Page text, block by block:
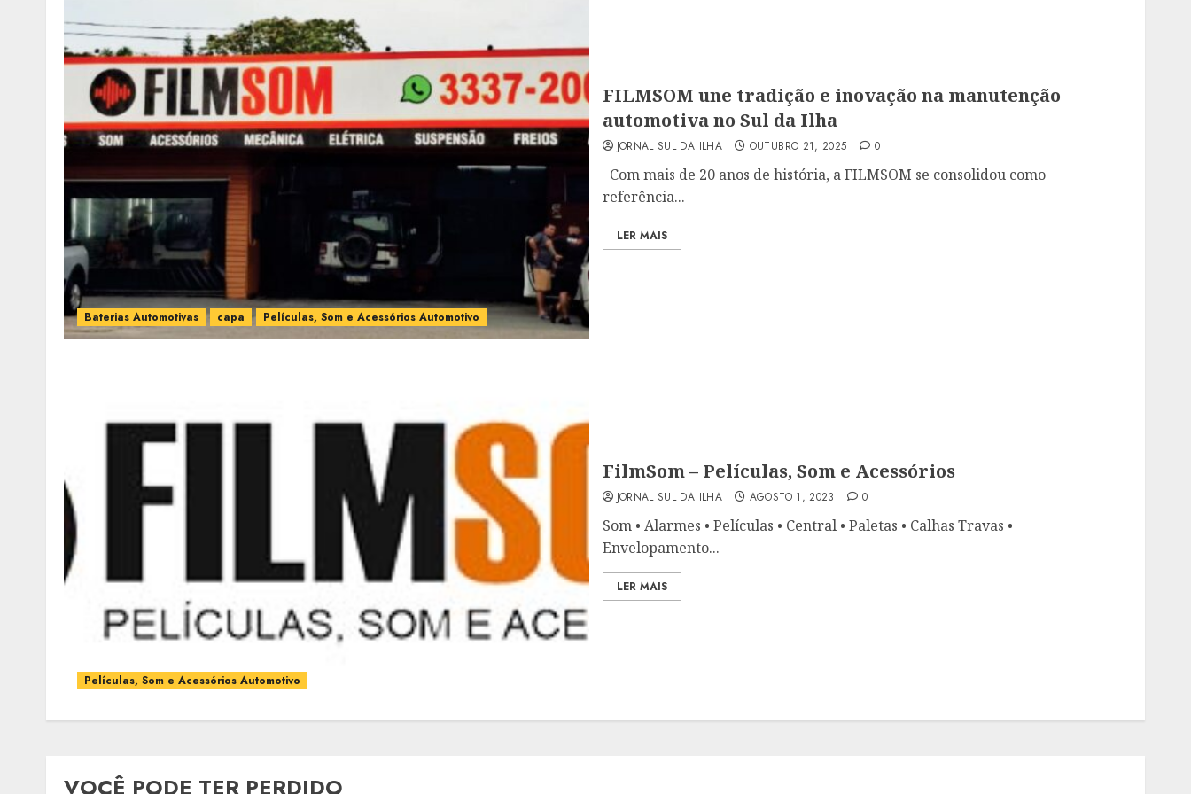
Baterias Automotivas capa Películas, Som e Acessórios Automotivo
FILMSOM une tradição e inovação na manutenção
automotiva no Sul da Ilha
JORNAL SUL DA ILHA OUTUBRO 21, 2025 0
Com mais de 20 anos de história, a FILMSOM se consolidou como
referência...
LER MAIS
Películas, Som e Acessórios Automotivo
FilmSom – Películas, Som e Acessórios
JORNAL SUL DA ILHA AGOSTO 1, 2023 0
Som • Alarmes • Películas • Central • Paletas • Calhas Travas •
Envelopamento...
LER MAIS
VOCÊ PODE TER PERDIDO